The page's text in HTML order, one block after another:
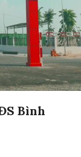
Bình